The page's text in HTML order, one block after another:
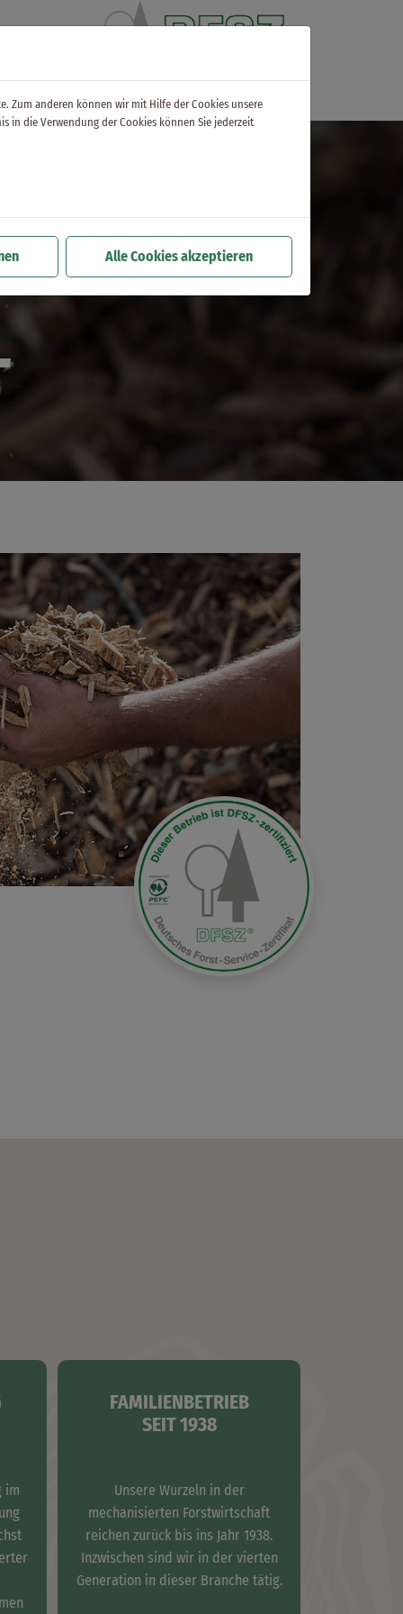
im
FAMILIENBETRIEB
SEIT 1938
Unsere Wurzeln in der
mechanisierten Forstwirtschaft
reichen zurück bis ins Jahr 1938.
Inzwischen sind wir in der vierten
Generation in dieser Branche tätig.
Zum anderen können wir mit Hilfe der Cookies unsere
in die Verwendung der Cookies können Sie jederzeit
Alle Cookies akzeptieren